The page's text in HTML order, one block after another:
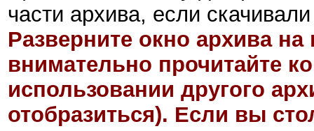
части архива, если
Разверните окно архива на
внимательно прочитайте
использовании другого
отобразиться). Если вы